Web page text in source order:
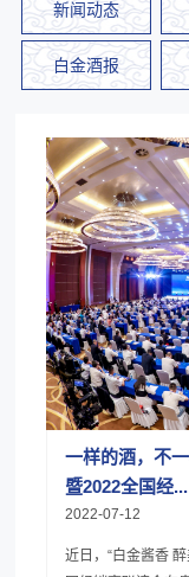
新闻动态
白金酒报
一样的酒，不
暨2022全国经...
2022-07-12
近日，“白金酱香